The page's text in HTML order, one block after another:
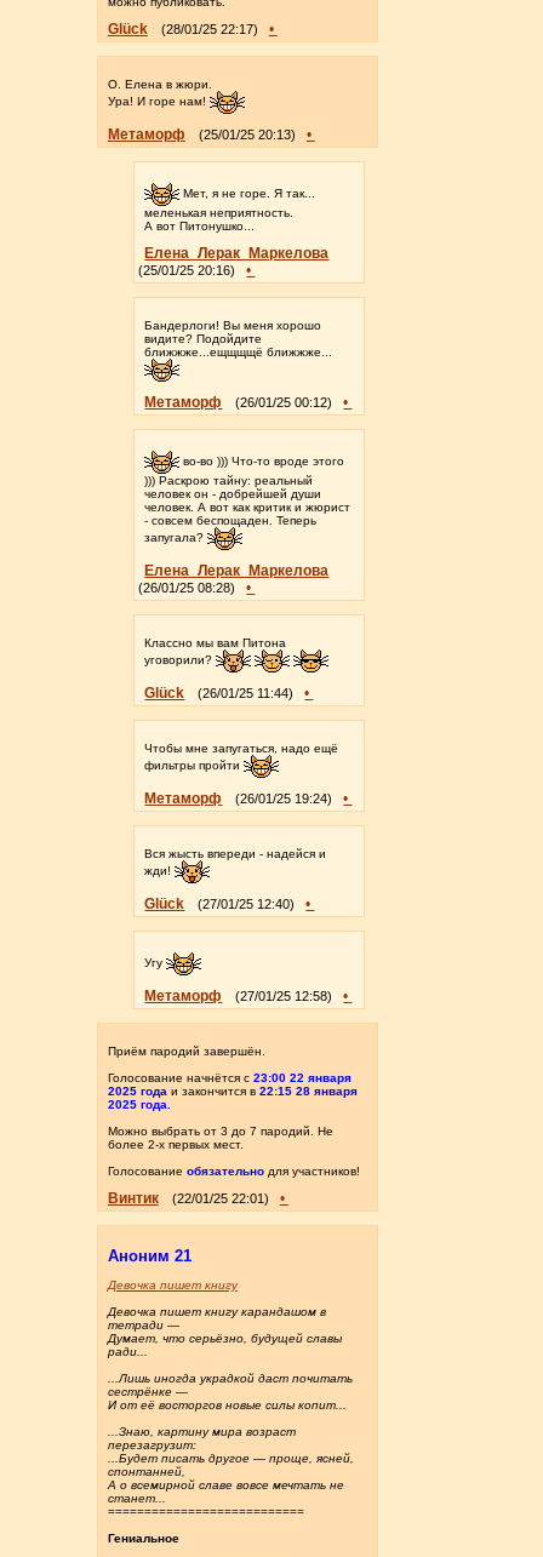
Glück (28/01/25 22:17) •
О. Елена в жюри.
Ура! И горе нам!
Метаморф (25/01/25 20:13) •
Мет, я не горе. Я так...
меленькая неприятность.
А вот Питонушко...
Елена_Лерак_Маркелова
(25/01/25 20:16) •
Бандерлоги! Вы меня хорошо
видите? Подойдите
ближжже...ещщщщё ближжже...
Метаморф (26/01/25 00:12) •
во-во ))) Что-то вроде этого
))) Раскрою тайну: реальный
человек он - добрейшей души
человек. А вот как критик и жюрист
- совсем беспощаден. Теперь
запугала?
Елена_Лерак_Маркелова
(26/01/25 08:28) •
Классно мы вам Питона
уговорили?
Glück (26/01/25 11:44) •
Чтобы мне запугаться, надо ещё
фильтры пройти
Метаморф (26/01/25 19:24) •
Вся жысть впереди - надейся и
жди!
Glück (27/01/25 12:40) •
Угу
Метаморф (27/01/25 12:58) •
Приём пародий завершён.
Голосование начнётся с 23:00 22 января
2025 годаи закончится в 22:15 28 января
2025 года.
Можно выбрать от 3 до 7 пародий. Не
более 2-х первых мест.
Голосование обязательнодля участников!
Винтик (22/01/25 22:01) •
Аноним 21
Девочка пишет книгу
Девочка пишет книгу карандашом в
тетради —
Думает, что серьёзно, будущей славы
ради...
...Лишь иногда украдкой даст почитать
сестрёнке —
И от её восторгов новые силы копит...
...Знаю, картину мира возраст
перезагрузит:
...Будет писать другое — проще, ясней,
спонтанней,
А о всемирной славе вовсе мечтать не
станет...
===========================
Гениальное